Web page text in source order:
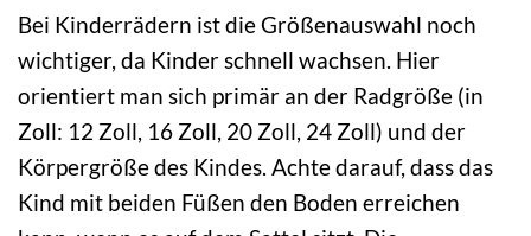
Bei Kinderrädern ist die Größenauswahl noch
wichtiger, da Kinder schnell wachsen. Hier
orientiert man sich primär an der Radgröße (in
Zoll: 12 Zoll, 16 Zoll, 20 Zoll, 24 Zoll) und der
Körpergröße des Kindes. Achte darauf, dass das
Kind mit beiden Füßen den Boden erreichen